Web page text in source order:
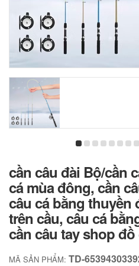
cần câu đài Bộ/cần
cá mùa đông, cần
câu cá bằng thuyền
trên cầu, câu cá
cần câu tay shop đồ
MÃ SẢN PHẨM: TD-